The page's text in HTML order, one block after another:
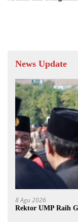
News Update
8 Agu 2026
Rektor UMP Raih